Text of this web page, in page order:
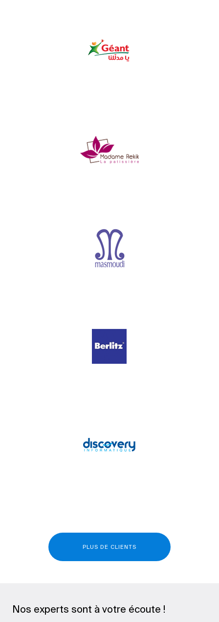
PLUS DE CLIENTS
Nos experts sont à votre écoute !